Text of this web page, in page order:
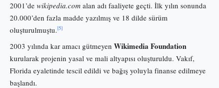
2001’de wikipedia.com alan adı faaliyete geçti. İlk yılın sonunda
20.000’den fazla madde yazılmış ve 18 dilde sürüm
oluşturulmuştu.[5]
2003 yılında kar amacı gütmeyen Wikimedia Foundation
kurularak projenin yasal ve mali altyapısı oluşturuldu. Vakıf,
Florida eyaletinde tescil edildi ve bağış yoluyla finanse edilmeye
başlandı.